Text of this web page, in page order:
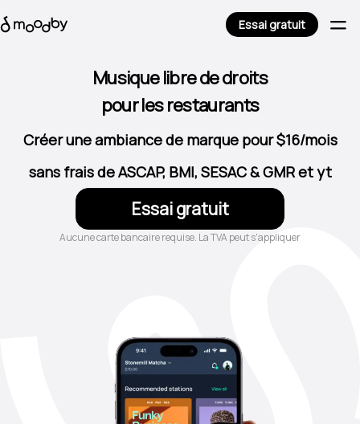
Essai gratuit
Musique libre de droits
pour les restaurants
pour centres de beauté
pour les cafés
pour bars et pubs
pour les hôtels
pour les magasins
Créer une ambiance de marque pour $16/mois
sans frais de ASCAP, BMI, SESAC & GMR et yt
Essai gratuit
Aucune carte bancaire requise. La TVA peut s'appliquer